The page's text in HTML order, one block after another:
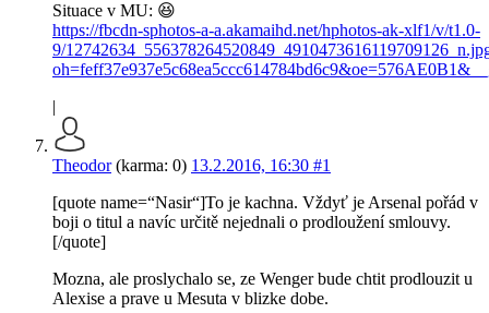
Situace v MU: 😆
https://fbcdn-sphotos-a-a.akamaihd.net/hphotos-ak-xlf1/v/t1.0-
9/
|
Theodor(karma: 0) 13.2.2016, 16:30 #1
[quote name=“Nasir“]To je kachna. Vždyť je Arsenal pořád v
boji o titul a navíc určitě nejednali o prodloužení smlouvy.
[/quote]
Mozna, ale proslychalo se, ze Wenger bude chtit prodlouzit u
Alexise a prave u Mesuta v blizke dobe.